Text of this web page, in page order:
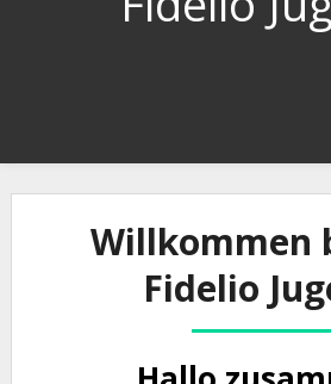
Willkommen
Fidelio